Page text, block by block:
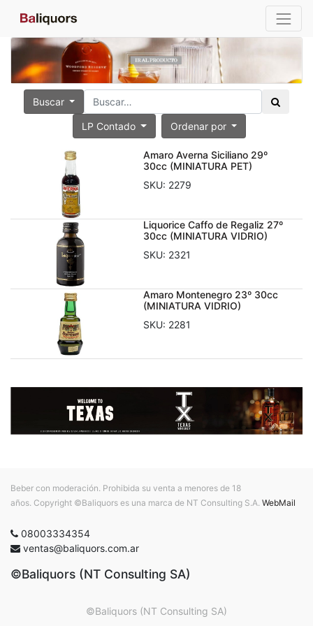
Buscar
LP Contado Ordenar por
Amaro Averna Siciliano 29º
30cc (MINIATURA PET)
SKU: 2279
Liquorice Caffo de Regaliz 27º
30cc (MINIATURA VIDRIO)
SKU: 2321
Amaro Montenegro 23º 30cc
(MINIATURA VIDRIO)
SKU: 2281
Beber con moderación. Prohibida su venta a menores de 18
años. Copyright ©Baliquors es una marca de NT Consulting S.A. WebMail
08003334354
ventas@baliquors.com.ar
©Baliquors (NT Consulting SA)
©Baliquors (NT Consulting SA)